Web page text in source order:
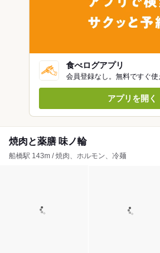
食べログアプリ
会員登録なし。無料ですぐ使
アプリを開く
焼肉と薬膳 味ノ輪
船橋駅 143m / 焼肉、ホルモン、冷麺